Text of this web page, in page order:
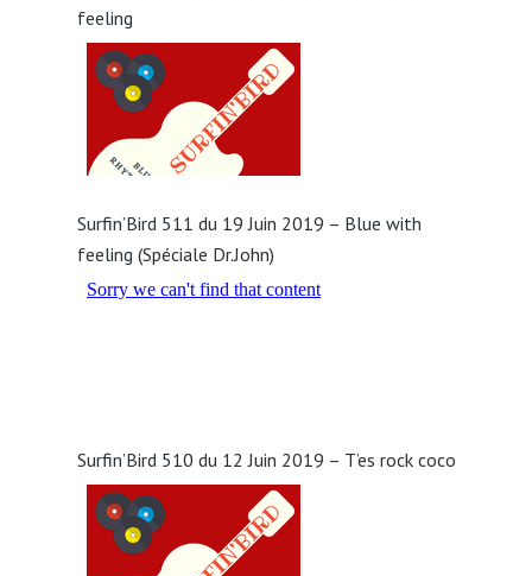
feeling
Surfin’Bird 511 du 19 Juin 2019 – Blue with
feeling (Spéciale Dr.John)
Surfin’Bird 510 du 12 Juin 2019 – T’es rock coco